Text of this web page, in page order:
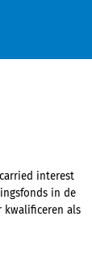
interest
in de
kwalificeren als